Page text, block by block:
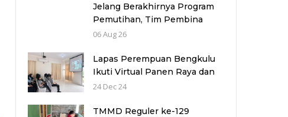
Jelang Berakhirnya Program
Pemutihan, Tim Pembina
Samsat Rejang Lebong
Pajak
06 Aug 26
Lapas Perempuan Bengkulu
Ikuti Virtual Panen Raya dan
Penyerahan Bansos Serentak
24 Dec 24
TMMD Reguler ke-129